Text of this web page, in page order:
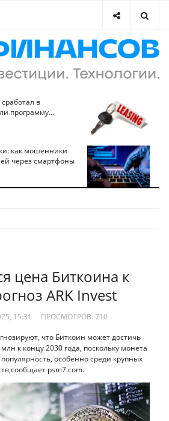
в
программу...
как мошенники
через смартфоны
цена Биткоина к
ARK Invest
15:31 ПРОСМОТРОВ: 710
что Биткоин может достичь
к концу 2030 года, поскольку монета
особенно среди крупных
psm7.com.